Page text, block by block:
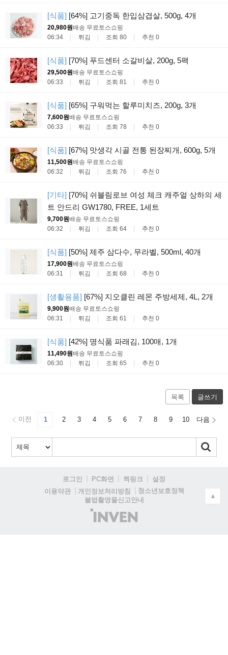
[식품] [64%] 고기중독 한입삼겹살, 500g, 4개
20,980원배송 무료 토스쇼핑
06:34
튀김 조회 80 추천 0
[식품] [70%] 푸드센터 소갈비살, 200g, 5팩
29,500원배송 무료 토스쇼핑
06:33
튀김 조회 81 추천 0
[식품] [65%] 구워먹는 할루미치즈, 200g, 3개
7,600원배송 무료 토스쇼핑
06:33
튀김 조회 78 추천 0
[식품] [67%] 맛생각 시골 전통 된장찌개, 600g, 5개
11,500원배송 무료 토스쇼핑
06:32
튀김 조회 76 추천 0
[기타] [70%] 쉬블림로브 여성 체크 캐주얼 상하의 세
트 안드리 GW1780, FREE, 1세트
9,700원배송 무료 토스쇼핑
06:32
튀김 조회 64 추천 0
[식품] [50%] 제주 삼다수, 무라벨, 500ml, 40개
17,900원배송 무료 토스쇼핑
06:31
튀김 조회 68 추천 0
[생활용품] [67%] 지오클린 레몬 주방세제, 4L, 2개
9,900원배송 무료 토스쇼핑
06:31
튀김 조회 61 추천 0
[식품] [42%] 명식품 파래김, 100매, 1개
11,490원배송 무료 토스쇼핑
06:30
튀김 조회 65 추천 0
목록 글쓰기
이전 1 2 3 4 5 6 7 8 9 10 다음
로그인 PC화면 퀵링크
설정
이용약관
개인정보처리방침
청소년보호정책
불법촬영물신고안내
(주)
인
▲